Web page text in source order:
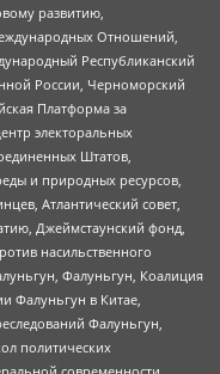
развитию,
Отношений,
Республиканский
России, Черноморский
Платформа за
электоральных
Штатов,
и природных ресурсов,
Атлантический совет,
Джеймстаунский фонд,
насильственного
Фалуньгун, Коалиция
Фалуньгун в Китае,
Фалуньгун,
политических